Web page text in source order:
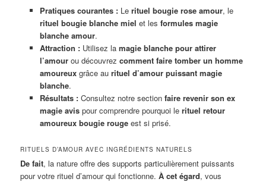
Pratiques courantes :Le rituel bougie rose amour, le
rituel bougie blanche miel et les formules magie
blanche amour.
Attraction :Utilisez la magie blanche pour attirer
l’amourou découvrez comment faire tomber un homme
amoureuxgrâce au rituel d’amour puissant magie
blanche.
Résultats :Consultez notre section faire revenir son ex
magie avispour comprendre pourquoi le rituel retour
amoureux bougie rougeest si prisé.
RITUELS D’AMOUR AVEC INGRÉDIENTS NATURELS
De fait, la nature offre des supports particulièrement puissants
pour votre rituel d’amour qui fonctionne.À cet égard, vous